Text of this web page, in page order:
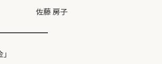
佐藤 房子
老後資金」